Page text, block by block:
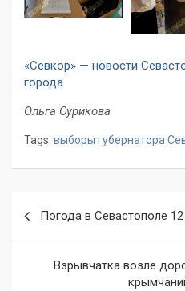
«Севкор» — новости
города
Ольга Сурикова
Tags: выборы губернатора
записям
Погода в Севастополе 12
Взрывчатка возле